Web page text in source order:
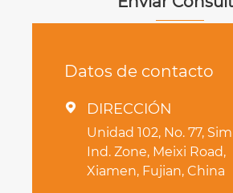
Datos de contacto
 DIRECCIÓN
Unidad 102, No. 77,
Ind. Zone, Meixi Road,
Xiamen, Fujian, China